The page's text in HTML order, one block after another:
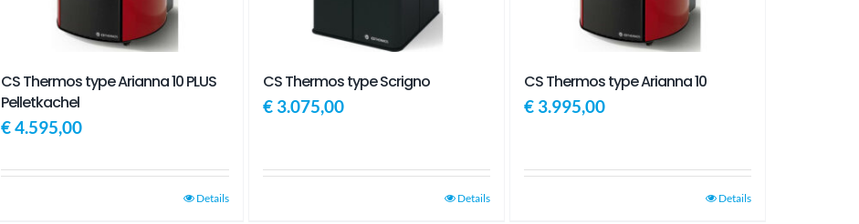
CS Thermos type Arianna 10 PLUS
Pelletkachel
€4.595,00
Details
CS Thermos type Scrigno
€3.075,00
Details
CS Thermos type Arianna 10
€3.995,00
Details